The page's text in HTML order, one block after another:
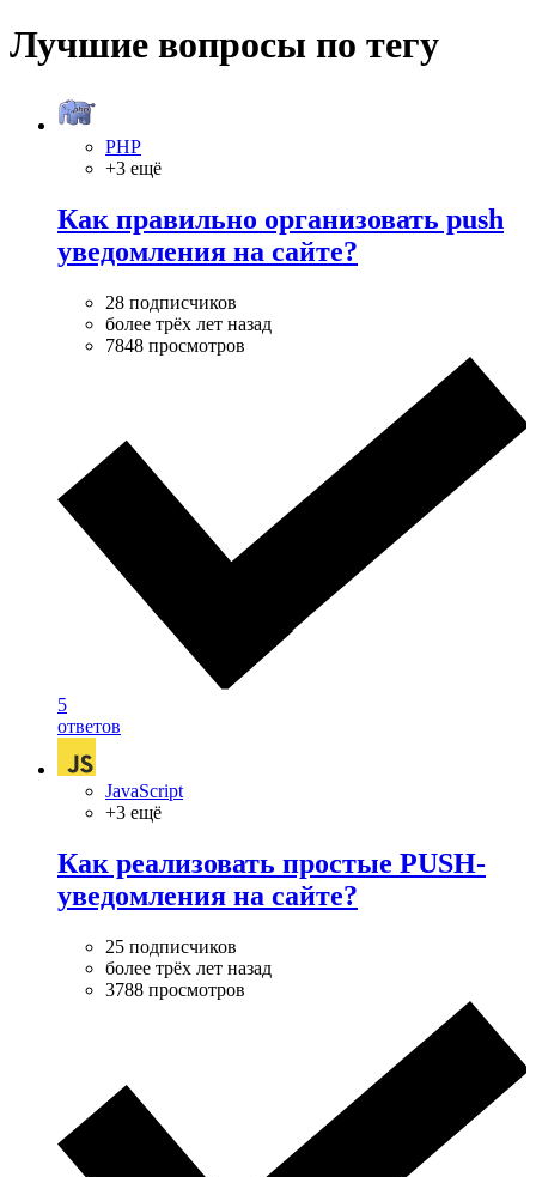
Лучшие вопросы по тегу
PHP
+3 ещё
Как правильно организовать push
уведомления на сайте?
28 подписчиков
более трёх лет назад
7848 просмотров
5
ответов
JavaScript
+3 ещё
Как реализовать простые PUSH-
уведомления на сайте?
25 подписчиков
более трёх лет назад
3788 просмотров